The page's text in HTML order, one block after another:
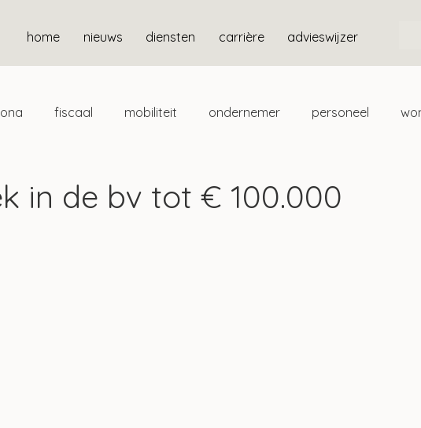
home nieuws diensten carrière advieswijzer
fiscaal mobiliteit ondernemer personeel
in de bv tot € 100.000